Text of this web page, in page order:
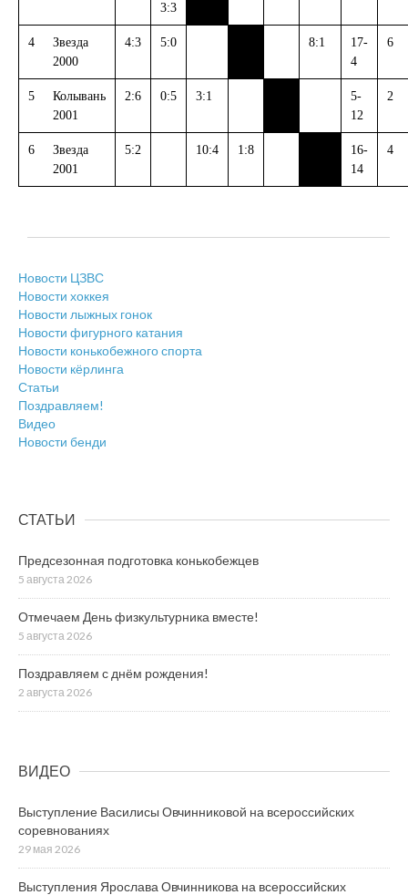
3:3
4
Звезда
2000
4:3 5:0 8:1
17-
4
6
5
Колывань
2001
2:6 0:5 3:1
5-
12
2
6
Звезда
2001
5:2 10:4 1:8
16-
14
4
Новости ЦЗВС
Новости хоккея
Новости лыжных гонок
Новости фигурного катания
Новости конькобежного спорта
Новости кёрлинга
Статьи
Поздравляем!
Видео
Новости бенди
СТАТЬИ
Предсезонная подготовка конькобежцев
5 августа 2026
Отмечаем День физкультурника вместе!
5 августа 2026
Поздравляем с днём рождения!
2 августа 2026
ВИДЕО
Выступление Василисы Овчинниковой на всероссийских
соревнованиях
29 мая 2026
Выступления Ярослава Овчинникова на всероссийских